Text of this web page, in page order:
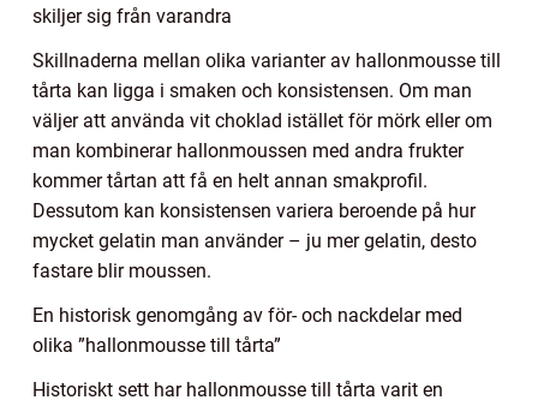
skiljer sig från varandra
Skillnaderna mellan olika varianter av hallonmousse till
tårta kan ligga i smaken och konsistensen. Om man
väljer att använda vit choklad istället för mörk eller om
man kombinerar hallonmoussen med andra frukter
kommer tårtan att få en helt annan smakprofil.
Dessutom kan konsistensen variera beroende på hur
mycket gelatin man använder – ju mer gelatin, desto
fastare blir moussen.
En historisk genomgång av för- och nackdelar med
olika ”hallonmousse till tårta”
Historiskt sett har hallonmousse till tårta varit en